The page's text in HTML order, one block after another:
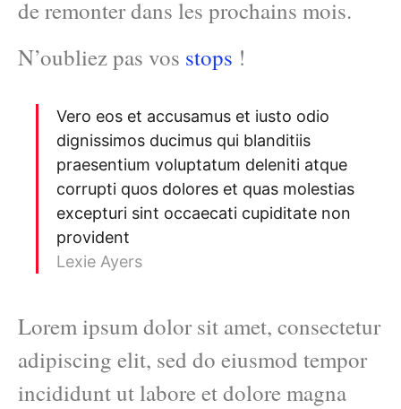
de remonter dans les prochains mois.
N’oubliez pas vos stops !
Vero eos et accusamus et iusto odio
dignissimos ducimus qui blanditiis
praesentium voluptatum deleniti atque
corrupti quos dolores et quas molestias
excepturi sint occaecati cupiditate non
provident
Lexie Ayers
Lorem ipsum dolor sit amet, consectetur
adipiscing elit, sed do eiusmod tempor
incididunt ut labore et dolore magna